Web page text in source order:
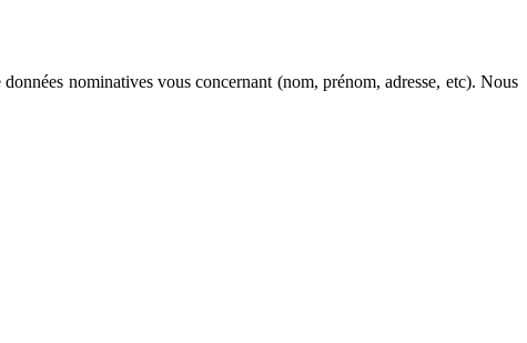
nominatives vous concernant (nom, prénom, adresse, etc). Nous